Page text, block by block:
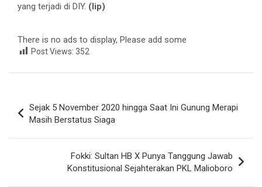
yang terjadi di DIY. (lip)
There is no ads to display, Please add some
Post Views: 352
pos
Sejak 5 November 2020 hingga Saat Ini Gunung Merapi
Masih Berstatus Siaga
Fokki: Sultan HB X Punya Tanggung Jawab
Konstitusional Sejahterakan PKL Malioboro